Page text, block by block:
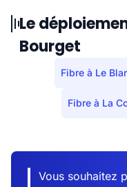
Le
Bourget
Fibre à Le
Fibre à La
Vous souhaitez